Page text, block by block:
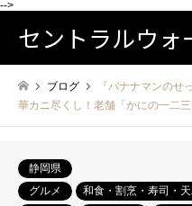
-->
セントラルウォ
ブログ
『バナナマンのせ
華カニ尽くし！老舗「かにの一二
静岡県
グルメ
和食・割烹・寿司・